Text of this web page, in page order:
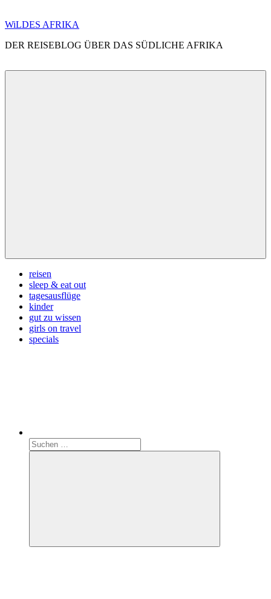
Zum
springen
WiLDES AFRIKA
DER REISEBLOG ÜBER DAS SÜDLICHE AFRIKA
reisen
sleep & eat out
tagesausflüge
kinder
gut zu wissen
girls on travel
specials
Suchen
nach:
Suchen